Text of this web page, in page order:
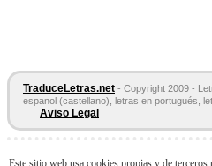
TraduceLetras.net - Copyright 2009 -
espanol (castellano), letras en portugués,
Aviso Legal
Este sitio web usa cookies propias y de terceros